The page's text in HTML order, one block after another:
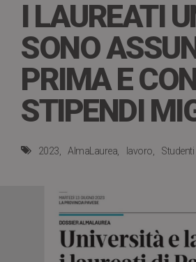
I LAUREATI
SONO
PRIMA E
STIPENDI
2023 AlmaLaurea lavoro